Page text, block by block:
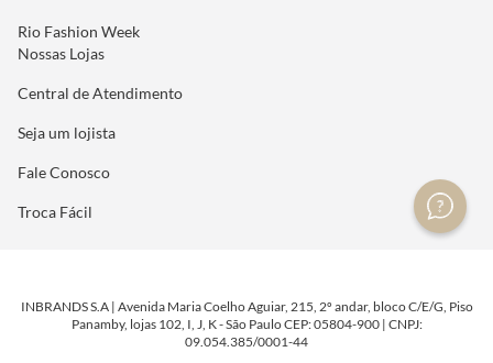
Rio Fashion Week
Nossas Lojas
Central de Atendimento
Seja um lojista
Fale Conosco
Troca Fácil
INBRANDS S.A | Avenida Maria Coelho Aguiar, 215, 2º andar, bloco C/E/G, Piso
Panamby, lojas 102, I, J, K - São Paulo CEP: 05804-900 | CNPJ:
09.054.385/0001-44